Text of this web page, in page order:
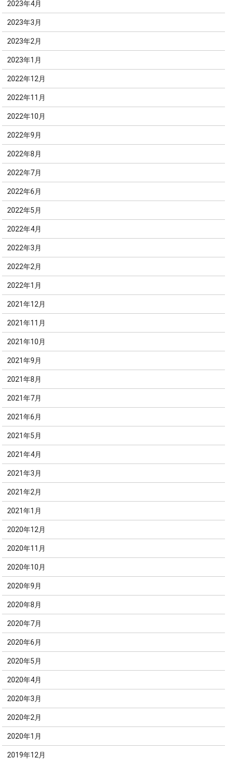
2023年4月
2023年3月
2023年2月
2023年1月
2022年12月
2022年11月
2022年10月
2022年9月
2022年8月
2022年7月
2022年6月
2022年5月
2022年4月
2022年3月
2022年2月
2022年1月
2021年12月
2021年11月
2021年10月
2021年9月
2021年8月
2021年7月
2021年6月
2021年5月
2021年4月
2021年3月
2021年2月
2021年1月
2020年12月
2020年11月
2020年10月
2020年9月
2020年8月
2020年7月
2020年6月
2020年5月
2020年4月
2020年3月
2020年2月
2020年1月
2019年12月